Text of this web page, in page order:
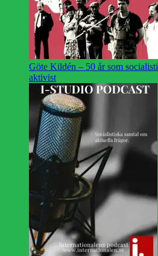
Göte Kildén – 50 år som
aktivist